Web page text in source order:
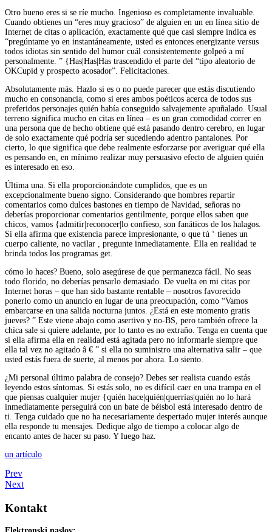
Otro bueno eres si se ríe mucho. Ingenioso es completamente invaluable.
Cuando obtienes un “eres muy gracioso” de alguien en un en línea sitio de
Internet de citas o aplicación, exactamente qué que casi siempre indica es
“pregúntame yo en instantáneamente, usted es entonces energizante versus
todos idiotas sin sentido del humor cuál consistentemente golpeó a mí
personalmente. ” {Has|Has|Has trascendido el parte del “tipo aleatorio de
OKCupid y prospecto acosador”. Felicitaciones.
Absolutamente más. Hazlo si es o no puede parecer que estás discutiendo
mucho en consonancia, como si eres ambos poéticos acerca de todos sus
preferidos personajes quién había conseguido salvajemente apuñalado. Usual
terreno significa mucho en citas en línea – es un gran comodidad correr en
una persona que de hecho obtiene qué está pasando dentro cerebro, en lugar
de solo exactamente qué podría ser sucediendo adentro pantalones. Por
cierto, lo que significa que debe realmente esforzarse por averiguar qué ella
es pensando en, en mínimo realizar muy persuasivo efecto de alguien quién
es interesado en eso.
Última una. Si ella proporcionándote cumplidos, que es un
excepcionalmente bueno signo. Considerando que hombres repartir
comentarios como dulces bastones en tiempo de Navidad, señoras no
deberías proporcionar comentarios gentilmente, porque ellos saben que
chicos, vamos {admitir|reconocer|lo confieso, son fanáticos de los halagos.
Si ella afirma que existencia parece impresionante, o que tú ‘ tienes un
cuerpo caliente, no vacilar , pregunte inmediatamente. Ella en realidad te
brinda todos los programas get.
cómo lo haces? Bueno, solo asegúrese de que permanezca fácil. No seas
todo florido, no deberías pensarlo demasiado. De vuelta en mi citas por
Internet horas – que han sido bastante rentable – nosotros favorecido
ponerlo como un anuncio en lugar de una preocupación, como “Vamos
embarcarse en una salida nocturna juntos. ¿Está en este momento gratis
jueves? ” Este viene abajo como asertivo y no-BS, pero también ofrece la
chica sale si quiere adelante, por lo tanto es no extraño. Tenga en cuenta que
si ella afirma ella en realidad está agitada pero no informarle siempre que
ella tal vez no agitado â € ” si ella no suministro una alternativa salir – que
usted estás fuera de suerte, al menos por ahora. Lo siento.
¿Mi personal último palabra de consejo? Debes ser realista cuando estás
leyendo estos síntomas. Si estás solo, no es difícil caer en una trampa en el
que piensas cualquier mujer {quién hace|quién|querrías|quién no lo hará
inmediatamente perseguirá con un bate de béisbol está interesado dentro de
ti. Tenga cuidado que no ha necesariamente despertado mujer interés aunque
ella responde tu mensajes. Dedique algo de tiempo a colocar algo de
encanto antes de hacer su paso. Y luego haz.
un artículo
Prev
Next
Kontakt